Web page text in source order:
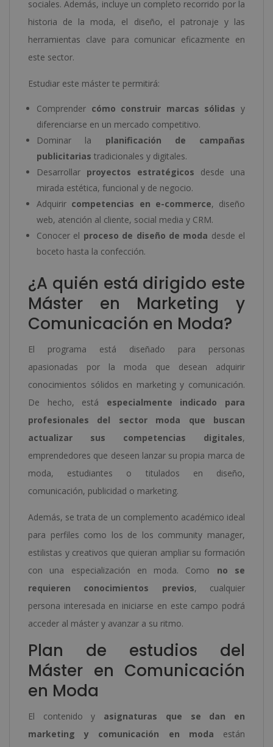
sociales. Además, incluye un completo recorrido por la
historia de la moda, el diseño, el patronaje y las
herramientas clave para comunicar eficazmente en
este sector.
Estudiar este máster te permitirá:
Comprender cómo construir marcas sólidas y
diferenciarse en un mercado competitivo.
Dominar la planificación de campañas
publicitarias tradicionales y digitales.
Desarrollar proyectos estratégicos desde una
mirada estética, funcional y de negocio.
Adquirir competencias en e-commerce, diseño
web, atención al cliente, social media y CRM.
Conocer el proceso de diseño de moda desde el
boceto hasta la confección.
¿A quién está dirigido este
Máster en Marketing y
Comunicación en Moda?
El programa está diseñado para personas
apasionadas por la moda que desean adquirir
conocimientos sólidos en marketing y comunicación.
De hecho, está especialmente indicado para
profesionales del sector moda que buscan
actualizar sus competencias digitales,
emprendedores que deseen lanzar su propia marca de
moda, estudiantes o titulados en diseño,
comunicación, publicidad o marketing.
Además, se trata de un complemento académico ideal
para perfiles como los de los community manager,
estilistas y creativos que quieran ampliar su formación
con una especialización en moda. Como no se
requieren conocimientos previos, cualquier
persona interesada en iniciarse en este campo podrá
acceder al máster y avanzar a su ritmo.
Plan de estudios del
Máster en Comunicación
en Moda
El contenido y asignaturas que se dan en
marketing y comunicación en moda están